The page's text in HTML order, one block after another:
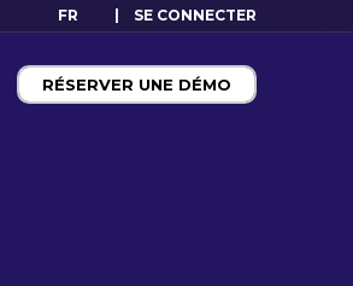
FR SE CONNECTER
RÉSERVER UNE DÉMO